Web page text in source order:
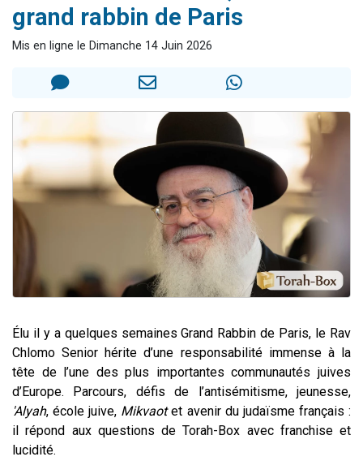
Il reste 49 places pour étudier en groupe sur Zoom
Nathaniel vient de donner son Maasser
4 personnes viennent de nous rejoindre sur WhatsApp
grand rabbin de Paris
Mis en ligne le Dimanche 14 Juin 2026
Élu il y a quelques semaines Grand Rabbin de Paris, le Rav
Chlomo Senior hérite d’une responsabilité immense à la
tête de l’une des plus importantes communautés juives
d’Europe. Parcours, défis de l’antisémitisme, jeunesse,
'Alyah, école juive, Mikvaotet avenir du judaïsme français :
il répond aux questions de Torah-Box avec franchise et
lucidité.